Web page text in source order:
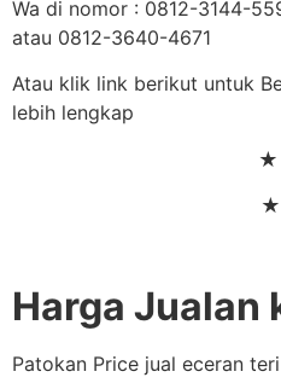
Wa di nomor : 0812-3144-
atau 0812-3640-4671
Atau klik link berikut untuk
lebih lengkap
★
★
Harga Jualan
Patokan Price jual eceran